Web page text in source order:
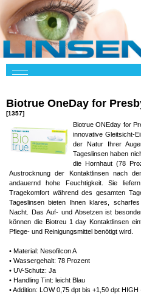
Biotrue OneDay for
[1357]
Biotrue ONEday for
innovative Gleitsicht-
der Natur Ihrer
Tageslinsen haben
die Hornhaut (78
Austrocknung der Kontaktlinsen nach
andauernd hohe Feuchtigkeit. Sie
Tragekomfort während des gesamten
Tageslinsen bieten Ihnen klares,
Nacht. Das Auf- und Absetzen ist
können die Biotreu 1 day Kontaktlinsen
Pflege- und Reinigungsmittel benötigt wird.
• Material: Nesofilcon A
• Wassergehalt: 78 Prozent
• UV-Schutz: Ja
• Handling Tint: leicht Blau
• Addition: LOW 0,75 dpt bis +1,50 dpt